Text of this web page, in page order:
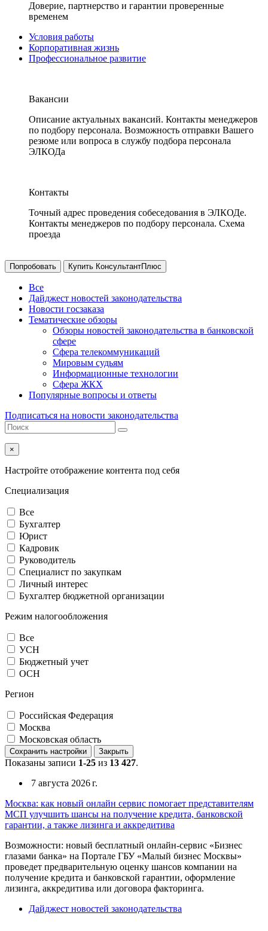
Доверие, партнерство и гарантии проверенные
временем
Условия работы
Корпоративная жизнь
Профессиональное развитие
Вакансии
Описание актуальных вакансий. Контакты менеджеров
по подбору персонала. Возможность отправки Вашего
резюме или вопроса в службу подбора персонала
ЭЛКОДа
Контакты
Точный адрес проведения собеседования в ЭЛКОДе.
Контакты менеджеров по подбору персонала. Схема
проезда
Попробовать Купить КонсультантПлюс
Все
Дайджест новостей законодательства
Новости госзаказа
Тематические обзоры
Обзоры новостей законодательства в банковской
сфере
Сфера телекоммуникаций
Мировым судьям
Информационные технологии
Сфера ЖКХ
Популярные вопросы и ответы
Подписаться на новости законодательства
×
Настройте отображение контента под себя
Специализация
Все
Бухгалтер
Юрист
Кадровик
Руководитель
Специалист по закупкам
Личный интерес
Бухгалтер бюджетной организации
Режим налогообложения
Все
УСН
Бюджетный учет
ОСН
Регион
Российская Федерация
Москва
Московская область
Сохранить настройки Закрыть
Показаны записи 1-25 из 13 427.
7 августа 2026 г.
Москва: как новый онлайн сервис помогает представителям
МСП улучшить шансы на получение кредита, банковской
гарантии, а также лизинга и аккредитива
Возможности: новый бесплатный онлайн-сервис «Бизнес
глазами банка» на Портале ГБУ «Малый бизнес Москвы»
проведет предварительную оценку шансов компании на
получение кредита и банковской гарантии, оформление
лизинга, аккредитива или договора факторинга.
Дайджест новостей законодательства